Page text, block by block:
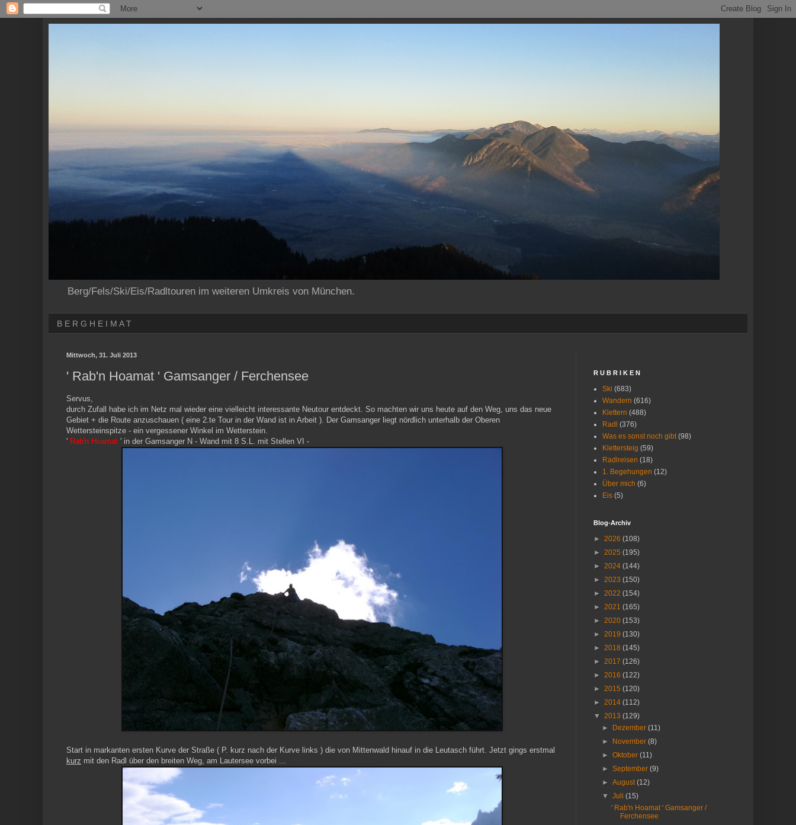
Berg/Fels/Ski/Eis/Radltouren im weiteren Umkreis von München.
B E R G H E I M A T
Mittwoch, 31. Juli 2013
' Rab'n Hoamat ' Gamsanger / Ferchensee
Servus,
durch Zufall habe ich im Netz mal wieder eine vielleicht interessante Neutour entdeckt. So machten wir uns heute auf den Weg, uns das neue
Gebiet + die Route anzuschauen ( eine 2.te Tour in der Wand ist in Arbeit ). Der Gamsanger liegt nördlich unterhalb der Oberen
Wettersteinspitze - ein vergessener Winkel im Wetterstein.
' Rab'n Hoamat ' in der Gamsanger N - Wand mit 8 S.L. mit Stellen VI -
Start in markanten ersten Kurve der Straße ( P. kurz nach der Kurve links ) die von Mittenwald hinauf in die Leutasch führt. Jetzt gings erstmal
kurz mit den Radl über den breiten Weg, am Lautersee vorbei ...
R U B R I K E N
Ski (683)
Wandern (616)
Klettern (488)
Radl (376)
Was es sonst noch gibt (98)
Klettersteig (59)
Radlreisen (18)
1. Begehungen (12)
Über mich (6)
Eis (5)
Blog-Archiv
► 2026 (108)
► 2025 (195)
► 2024 (144)
► 2023 (150)
► 2022 (154)
► 2021 (165)
► 2020 (153)
► 2019 (130)
► 2018 (145)
► 2017 (126)
► 2016 (122)
► 2015 (120)
► 2014 (112)
▼ 2013 (129)
►
Dezember(11)
►
November(8)
►Oktober(11)
►September(9)
►August(12)
▼Juli(15)
' Rab'n Hoamat ' Gamsanger /
Ferchensee